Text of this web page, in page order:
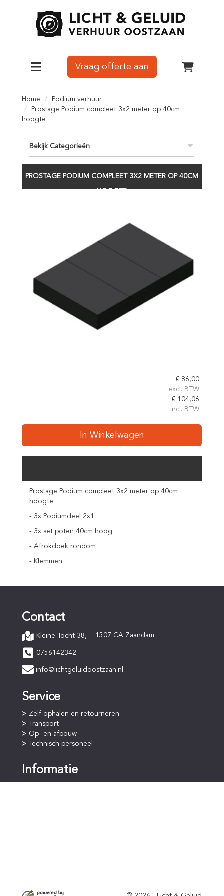
Toggle navigation
Vraag offerte aan
Home
Podium verhuur
Prostage Podium compleet 3x2 meter op 40cm
hoogte
Bekijk Categorieën
PROSTAGE PODIUM COMPLEET 3X2 METER OP 40CM
HOOGTE
€ 86,00
excl. BTW
€ 104,06
incl. BTW
In Winkelwagen
Prostage Podium compleet 3x2 meter op 40cm
hoogte.
- 3x Podiumdeel 2x1
- 3x set poten 40cm hoog
- Afrokdoek rondom
- Klemmen
Contact
Kleine Tocht 38, 1507 CA Zaandam
0756142342
info@lichtgeluidoostzaan.nl
Service
Zelf ophalen en retourneren
Transport
Op- en afbouw
Technisch personeel
Informatie